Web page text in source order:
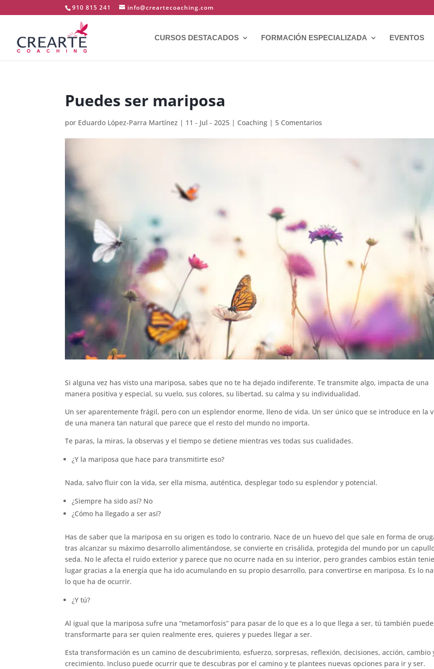
910 815 241 info@creartecoaching.com
CURSOS DESTACADOS FORMACIÓN ESPECIALIZADA EVENTOS
Puedes ser mariposa
por Eduardo López-Parra Martínez | 11 - Jul - 2025 | Coaching | 5 Comentarios
Si alguna vez has visto una mariposa, sabes que no te ha dejado indiferente. Te transmite algo, impacta de una
manera positiva y especial, su vuelo, sus colores, su libertad, su calma y su individualidad.
Un ser aparentemente frágil, pero con un esplendor enorme, lleno de vida. Un ser único que se introduce en la
de una manera tan natural que parece que el resto del mundo no importa.
Te paras, la miras, la observas y el tiempo se detiene mientras ves todas sus cualidades.
¿Y la mariposa que hace para transmitirte eso?
Nada, salvo fluir con la vida, ser ella misma, auténtica, desplegar todo su esplendor y potencial.
¿Siempre ha sido así? No
¿Cómo ha llegado a ser así?
Has de saber que la mariposa en su origen es todo lo contrario. Nace de un huevo del que sale en forma de
tras alcanzar su máximo desarrollo alimentándose, se convierte en crisálida, protegida del mundo por un
seda. No le afecta el ruido exterior y parece que no ocurre nada en su interior, pero grandes cambios están
lugar gracias a la energía que ha ido acumulando en su propio desarrollo, para convertirse en mariposa. Es lo
lo que ha de ocurrir.
¿Y tú?
Al igual que la mariposa sufre una “metamorfosis” para pasar de lo que es a lo que llega a ser, tú también
transformarte para ser quien realmente eres, quieres y puedes llegar a ser.
Esta transformación es un camino de descubrimiento, esfuerzo, sorpresas, reflexión, decisiones, acción, cambio
crecimiento. Incluso puede ocurrir que te descubras por el camino y te plantees nuevas opciones para ir y ser.